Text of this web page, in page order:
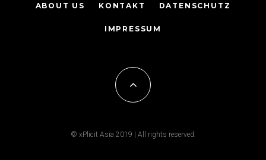
ABOUT US KONTAKT DATENSCHUTZ
IMPRESSUM
© xPlicit Asia 2019 | All rights reserved.